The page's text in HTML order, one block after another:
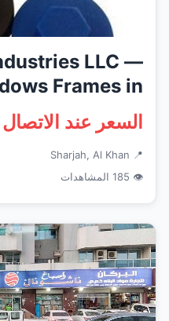
LLC —
Frames in
Sharj...
السعر عند الاتصال
📍 Sharjah, Al Khan
👁 185 المشاهدات